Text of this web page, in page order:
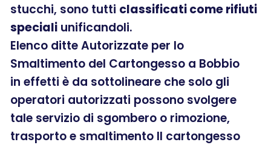
stucchi, sono tutti classificati come rifiuti
speciali unificandoli.
Elenco ditte Autorizzate per lo
Smaltimento del Cartongesso a Bobbio
in effetti è da sottolineare che solo gli
operatori autorizzati possono svolgere
tale servizio di sgombero o rimozione,
trasporto e smaltimento Il cartongesso